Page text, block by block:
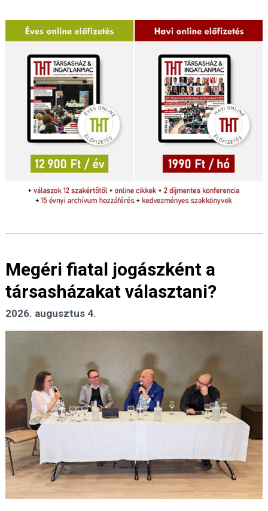
Megéri fiatal jogászként a
társasházakat választani?
2026. augusztus 4.